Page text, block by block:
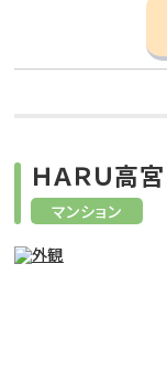
マンション
ＨＡＲＵ高宮